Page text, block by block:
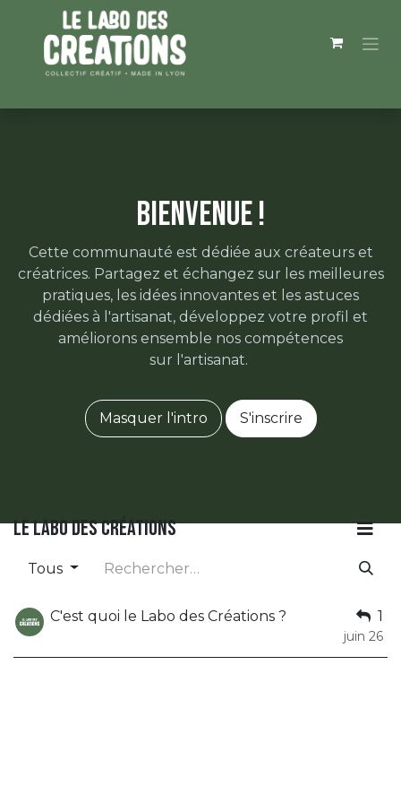
Se rendre au contenu
Bienvenue !
Cette communauté est dédiée aux créateurs et
créatrices. Partagez et échangez sur les meilleures
pratiques, les idées innovantes et les astuces
dédiées à l'artisanat, développez votre profil et
améliorons ensemble nos compétences
sur l'artisanat.
Masquer l'intro S'inscrire
Le Labo des Créations
Tous
C'est quoi le Labo des Créations ? 1
juin 26